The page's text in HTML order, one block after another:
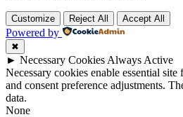
Customize Reject All Accept All
Powered by
✖
► Necessary Cookies Always Active
Necessary cookies enable essential
and consent preference adjustments.
data.
None